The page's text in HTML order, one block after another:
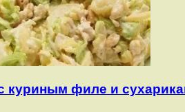
куриным филе и